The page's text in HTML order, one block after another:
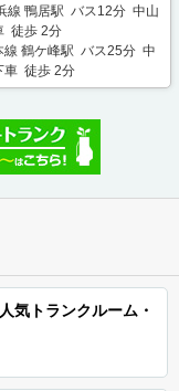
線 鴨居駅 バス12分 中山
徒歩 2分
線 鶴ケ峰駅 バス25分 中
車 徒歩 2分
気トランクルーム・